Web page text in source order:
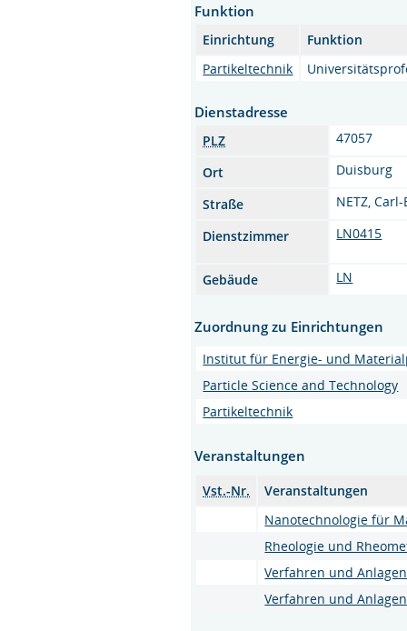
Funktion
Einrichtung
Funktion
Partikeltechnik
Dienstadresse
PLZ
47057
Ort
Duisburg
Straße
NETZ,
Dienstzimmer
LN0415
Gebäude LN
Zuordnung zu Einrichtungen
Institut für Energie- und
Particle Science and Technology
Partikeltechnik
Veranstaltungen
Vst.-Nr.
Veranstaltungen
Nanotechnologie für
Rheologie und
Verfahren und
Verfahren und